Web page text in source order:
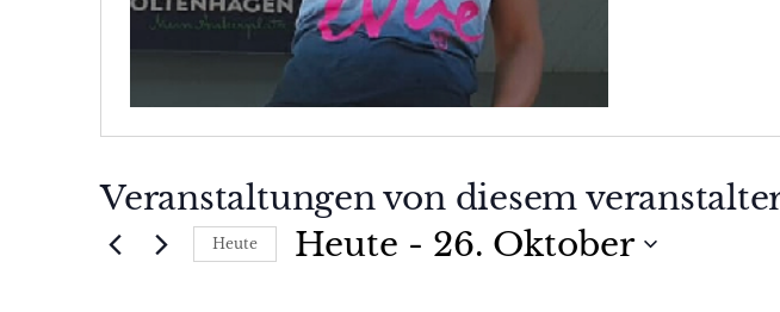
Veranstaltungen von diesem
Heute Heute - 26. Oktober